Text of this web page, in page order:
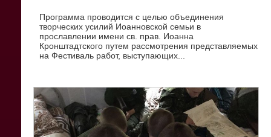
Программа проводится с целью объединения
творческих усилий Иоанновской семьи в
прославлении имени св. прав. Иоанна
Кронштадтского путем рассмотрения представляемых
на Фестиваль работ, выступающих...